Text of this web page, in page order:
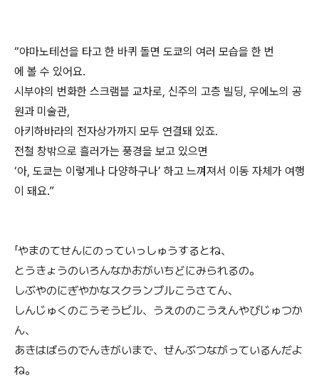
“야마노테선을 타고 한 바퀴 돌면 도쿄의 여러 모습을 한 번
에 볼 수 있어요.
시부야의 번화한 스크램블 교차로, 신주의 고층 빌딩, 우에노의 공
원과 미술관,
아키하바라의 전자상가까지 모두 연결돼 있죠.
전철 창밖으로 흘러가는 풍경을 보고 있으면
‘아, 도쿄는 이렇게나 다양하구나’ 하고 느껴져서 이동 자체가 여행
이 돼요.”
「やまのてせんにのっていっしゅうするとね、
とうきょうのいろんなかおがいちどにみられるの。
しぶやのにぎやかなスクランブルこうさてん、
しんじゅくのこうそうビル、うえののこうえんやびじゅつか
ん、
あきはばらのでんきがいまで、ぜんぶつながっているんだよ
ね。